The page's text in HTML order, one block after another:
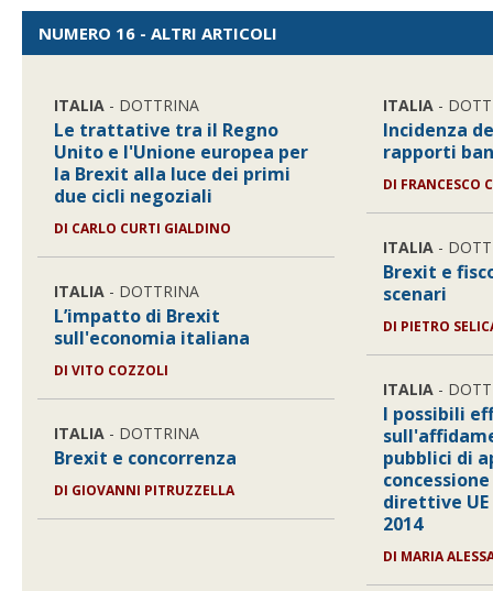
NUMERO 16 - ALTRI ARTICOLI
ITALIA - DOTTRINA
Le trattative tra il Regno
Unito e l'Unione europea per
la Brexit alla luce dei primi
due cicli negoziali
DI CARLO CURTI GIALDINO
ITALIA - DOTTRINA
L’impatto di Brexit
sull'economia italiana
DIVITO COZZOLI
ITALIA - DOTTRINA
Brexit e concorrenza
DI GIOVANNI PITRUZZELLA
ITALIA -
Incidenza
rapporti
DI FRANCESCO
ITALIA -
Brexit e
scenari
DI PIETRO
ITALIA -
I possibili
pubblici di
direttive UE
2014
DI MARIA